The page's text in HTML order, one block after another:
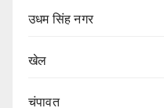
उधम सिंह नगर
खेल
चंपावत